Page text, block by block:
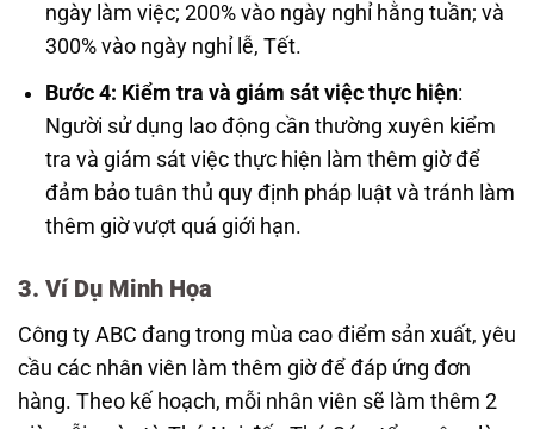
ngày làm việc; 200% vào ngày nghỉ hằng tuần; và
300% vào ngày nghỉ lễ, Tết.
Bước 4: Kiểm tra và giám sát việc thực hiện:
Người sử dụng lao động cần thường xuyên kiểm
tra và giám sát việc thực hiện làm thêm giờ để
đảm bảo tuân thủ quy định pháp luật và tránh làm
thêm giờ vượt quá giới hạn.
3. Ví Dụ Minh Họa
Công ty ABC đang trong mùa cao điểm sản xuất, yêu
cầu các nhân viên làm thêm giờ để đáp ứng đơn
hàng. Theo kế hoạch, mỗi nhân viên sẽ làm thêm 2